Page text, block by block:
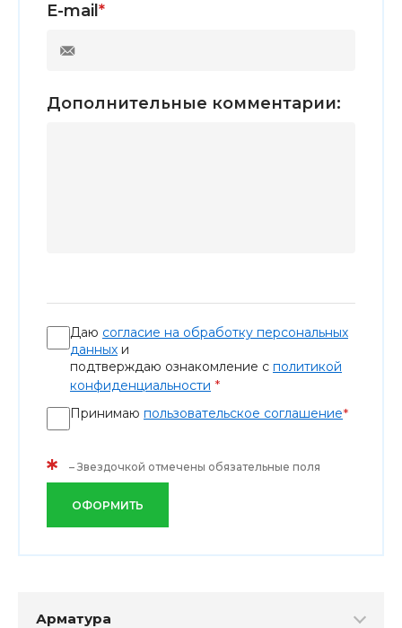
Арматура
E-mail *
Дополнительные комментарии:
Даю согласие на обработку персональных
данных и
подтверждаю ознакомление с политикой
конфиденциальности *
Принимаю пользовательское соглашение*
* – Звездочкой отмечены обязательные поля
ОФОРМИТЬ